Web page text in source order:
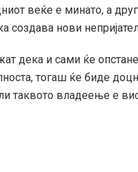
веќе е минато, а
создава нови
дека и сами ќе
тогаш ќе биде
таквото владеење е